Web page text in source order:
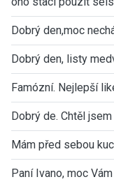
Dobrý den,moc
Dobrý den, listy
Famózní. Nejlepší
Dobrý de. Chtěl
Mám před sebou
Paní Ivano, moc